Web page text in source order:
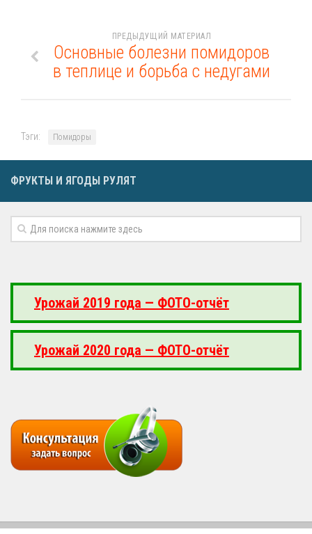
ПРЕДЫДУЩИЙ МАТЕРИАЛ
Основные болезни помидоров
в теплице и борьба с недугами
Тэги: Помидоры
ФРУКТЫ И ЯГОДЫ РУЛЯТ
Урожай 2019 года — ФОТО-отчёт
Урожай 2020 года — ФОТО-отчёт